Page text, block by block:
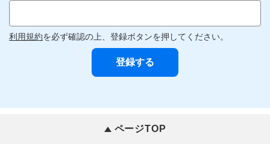
利用規約を必ず確認の上、登録ボタンを押してください。
ページTOP